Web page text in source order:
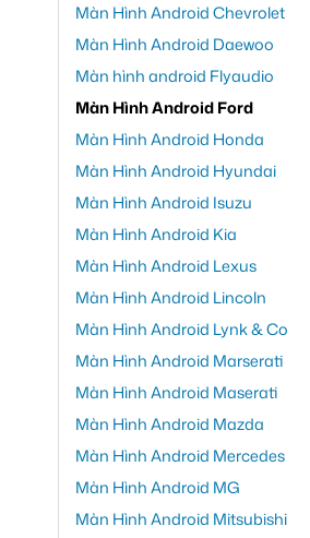
Màn Hình Android Chevrolet
Màn Hình Android Daewoo
Màn hình android Flyaudio
Màn Hình Android Ford
Màn Hình Android Honda
Màn Hình Android Hyundai
Màn Hình Android Isuzu
Màn Hình Android Kia
Màn Hình Android Lexus
Màn Hình Android Lincoln
Màn Hình Android Lynk & Co
Màn Hình Android Marserati
Màn Hình Android Maserati
Màn Hình Android Mazda
Màn Hình Android Mercedes
Màn Hình Android MG
Màn Hình Android Mitsubishi